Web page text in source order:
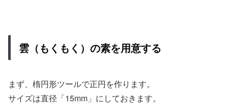
雲（もくもく）の素を用意する
まず、楕円形ツールで正円を作ります。
サイズは直径「15mm」にしておきます。